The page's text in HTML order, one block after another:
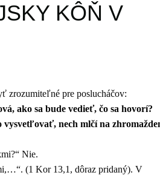
KÔŇ V
zrozumiteľné pre poslucháčov:
ako sa bude vedieť, čo sa hovorí?
vysvetľovať, nech mlčí na
Nie.
(1 Kor 13,1, dôraz pridaný). V